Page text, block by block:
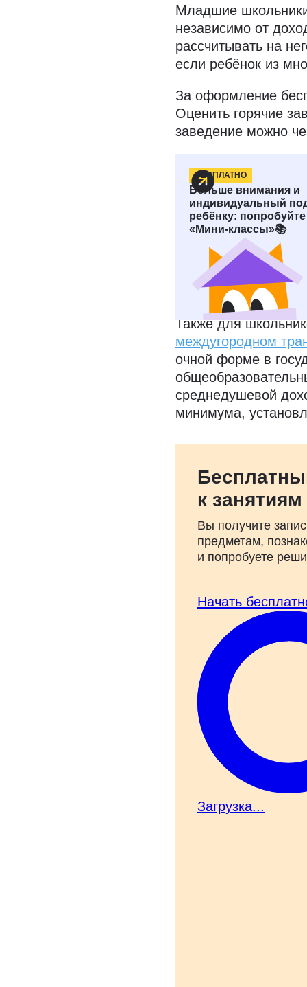
Младшие
независимо от
рассчитывать на
если ребёнок из
За оформление
Оценить горячие
заведение можно
БЕСПЛАТНО
Больше внимания и
индивидуальный
ребёнку:
«Мини‑классы»📚
Льготы на
Школьникам
Её могут получить
получения
самостоятельно.
обучении в
Также для
междугородном
очной форме в
среднедушевой
минимума,
к
Вы получите
предметам,
и попробуете
Начать
Загрузка...